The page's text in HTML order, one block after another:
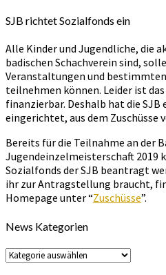
SJB richtet Sozialfonds ein
Alle Kinder und Jugendliche, die
badischen Schachverein sind,
Veranstaltungen und
teilnehmen können. Leider ist
finanzierbar. Deshalb hat die SJB
eingerichtet, aus dem Zuschüsse
Bereits für die Teilnahme an der
Jugendeinzelmeisterschaft 2019
Sozialfonds der SJB beantragt
ihr zur Antragstellung braucht,
Homepage unter “Zuschüsse”.
News Kategorien
News
Kategorien